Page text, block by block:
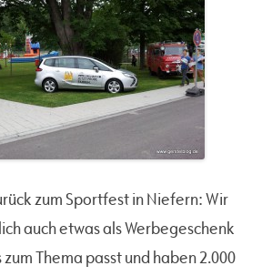
zum Sportfest in Niefern: Wir
auch etwas als Werbegeschenk
Thema passt und haben 2.000